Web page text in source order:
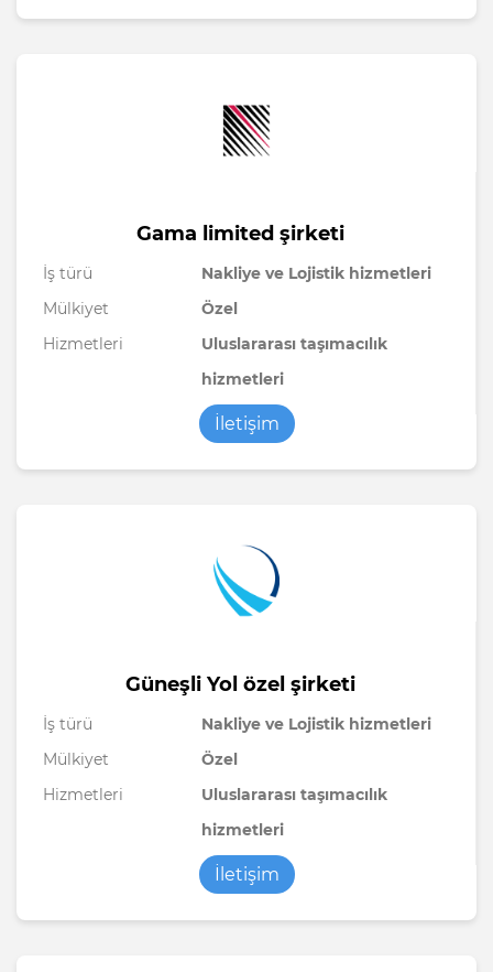
Gama limited şirketi
İş türü
Nakliye ve Lojistik hizmetleri
Mülkiyet
Özel
Hizmetleri
Uluslararası taşımacılık
hizmetleri
İletişim
Güneşli Yol özel şirketi
İş türü
Nakliye ve Lojistik hizmetleri
Mülkiyet
Özel
Hizmetleri
Uluslararası taşımacılık
hizmetleri
İletişim